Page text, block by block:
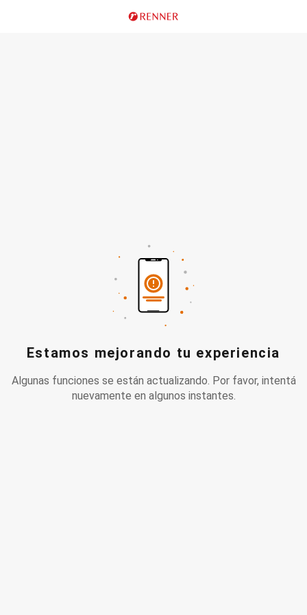
Estamos mejorando tu experiencia
Algunas funciones se están actualizando. Por favor, intentá
nuevamente en algunos instantes.